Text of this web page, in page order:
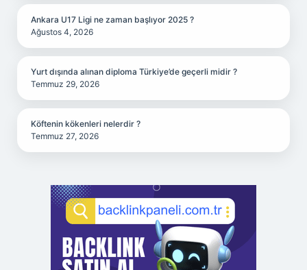
Ankara U17 Ligi ne zaman başlıyor 2025 ?
Ağustos 4, 2026
Yurt dışında alınan diploma Türkiye’de geçerli midir ?
Temmuz 29, 2026
Köftenin kökenleri nelerdir ?
Temmuz 27, 2026